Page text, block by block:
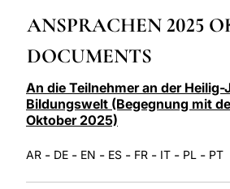
ANSPRACHEN 2025
DOCUMENTS
An die Teilnehmer an der Heilig-
Bildungswelt (Begegnung mit
Oktober 2025)
AR - DE - EN - ES - FR - IT - PL - PT